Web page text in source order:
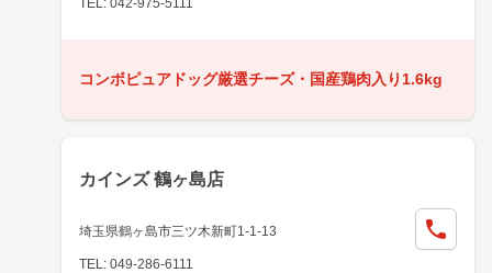
コンボピュアドッグ厳選チーズ・国産鶏肉入り1.6kg
カインズ 鶴ヶ島店
埼玉県鶴ヶ島市三ツ木新町1-1-13
TEL: 049-286-6111